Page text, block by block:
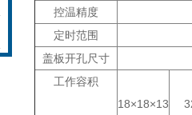
控温精度
定时范围
盖板开孔尺寸
工作容积
18×18×13